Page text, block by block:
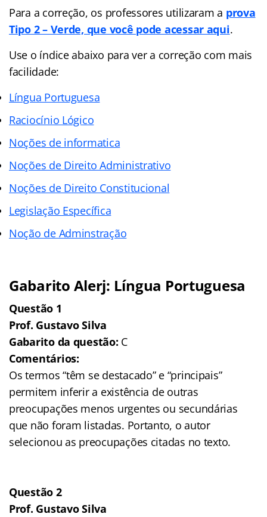
Para a correção, os professores utilizaram a prova
Tipo 2 – Verde, que você pode acessar aqui.
Use o índice abaixo para ver a correção com mais
facilidade:
Língua Portuguesa
Raciocínio Lógico
Noções de informatica
Noções de Direito Administrativo
Noções de Direito Constitucional
Legislação Específica
Noção de Adminstração
Gabarito Alerj: Língua Portuguesa
Questão 1
Prof. Gustavo Silva
Gabarito da questão: C
Comentários:
Os termos “têm se destacado” e “principais”
permitem inferir a existência de outras
preocupações menos urgentes ou secundárias
que não foram listadas. Portanto, o autor
selecionou as preocupações citadas no texto.
Questão 2
Prof. Gustavo Silva